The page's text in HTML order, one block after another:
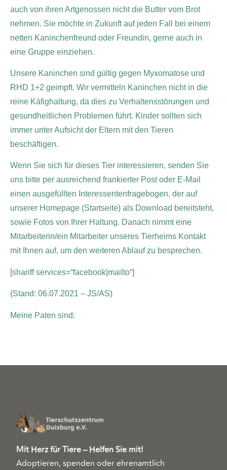
auch von ihren Artgenossen nicht die Butter vom Brot
nehmen. Sie möchte in Zukunft auf jeden Fall bei einem
netten Kaninchenfreund oder Freundin, gerne auch in
eine Gruppe einziehen.
Unsere Kaninchen sind gültig gegen Myxomatose und
RHD 1+2 geimpft. Wir vermitteln Kaninchen nicht in die
reine Käfighaltung, da dies zu Verhaltensstörungen und
gesundheitlichen Problemen führt. Kinder sollten sich
immer unter Aufsicht der Eltern mit den Tieren
beschäftigen.
Wenn Sie sich für dieses Tier interessieren, senden Sie
uns bitte per ausreichend frankierter Post oder E-Mail
einen ausgefüllten Interessentenfragebogen, der auf
unserer Homepage (Startseite) als Download bereitsteht,
sowie Fotos von Ihrer Haltung. Danach nimmt eine
Mitarbeiterin/ein Mitarbeiter unseres Tierheims Kontakt
mit Ihnen auf, um den weiteren Ablauf zu besprechen.
[shariff services=“facebook|mailto“]
(Stand: 06.07.2021 – JS/AS)
Meine Paten sind:
Mit Herz für Tiere – Helfen Sie mit!
Adoptieren, spenden oder ehrenamtlich